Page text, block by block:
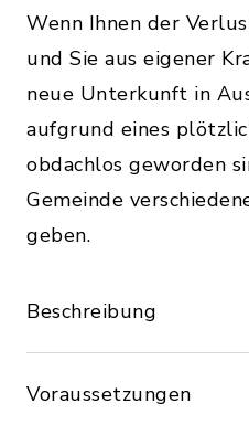
Wenn Ihnen der
und Sie aus eigener
neue Unterkunft in
aufgrund eines
obdachlos geworden
Gemeinde
geben.
Beschreibung
Voraussetzungen